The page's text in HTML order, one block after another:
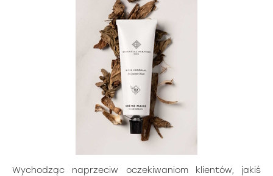
Wychodząc naprzeciw oczekiwaniom klientów, jakiś